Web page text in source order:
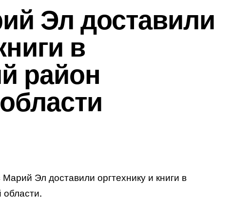
Эл доставили
в
район
Эл доставили оргтехнику и книги в